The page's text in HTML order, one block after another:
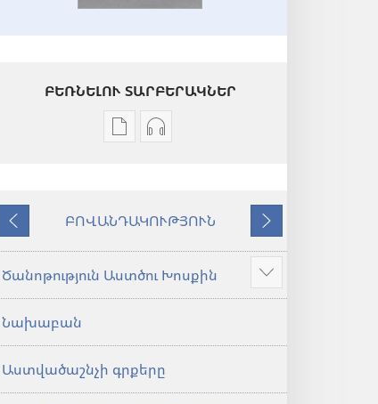
ԲԵՌՆԵԼՈՒ ՏԱՐԲԵՐԱԿՆԵՐ
Թվային
Աստվածաշունչ.
աշխարհ»
թարգմանություն
Աուդիոձայնագրությունները
Աստվածաշունչ.
«Նոր
թարգմանություն
(2024)
Նախորդ
ԲՈՎԱՆԴԱԿՈՒԹՅՈՒՆ
Հաջորդ
Ծանոթություն Աստծու Խոսքին
Ցույց
տալ
Նախաբան
Աստվածաշնչի գրքերը